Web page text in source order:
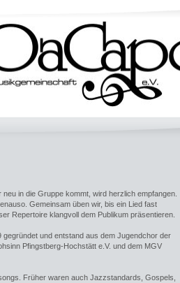
in die Gruppe kommt, wird herzlich empfangen.
Gemeinsam üben wir, bis ein Lied fast
Repertoire klangvoll dem Publikum präsentieren.
und entstand aus dem Jugendchor der
Pfingstberg-Hochstätt e.V. und dem MGV
Früher waren auch Jazzstandards, Gospels,